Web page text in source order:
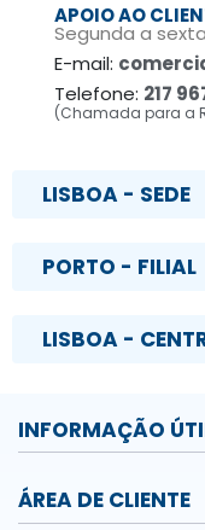
APOIO AO
Segunda a
E-mail:
Telefone: 217
(Chamada para a
LISBOA - SEDE
PORTO - FILIAL
LISBOA -
INFORMAÇÃO
ÁREA DE CLIENTE